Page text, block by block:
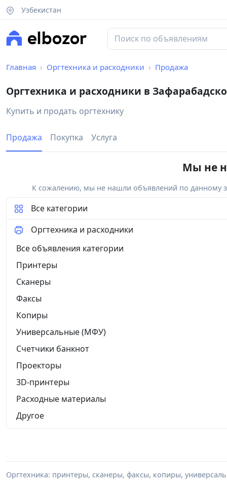
Узбекистан
Главная Оргтехника и расходники Продажа
Оргтехника и расходники в
Купить и продать оргтехнику
Продажа Покупка Услуга
Мы не
К сожалению, мы не нашли объявлений по данному
Все категории
Оргтехника и расходники
Все объявления категории
Принтеры
Сканеры
Факсы
Копиры
Универсальные (МФУ)
Счетчики банкнот
Проекторы
3D-принтеры
Расходные материалы
Другое
Оргтехника: принтеры, сканеры, факсы, копиры,